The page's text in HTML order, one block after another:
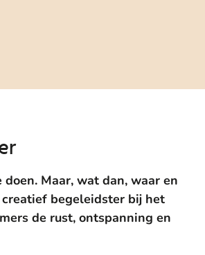
Maar, wat dan, waar en
creatief begeleidster bij het
de rust, ontspanning en